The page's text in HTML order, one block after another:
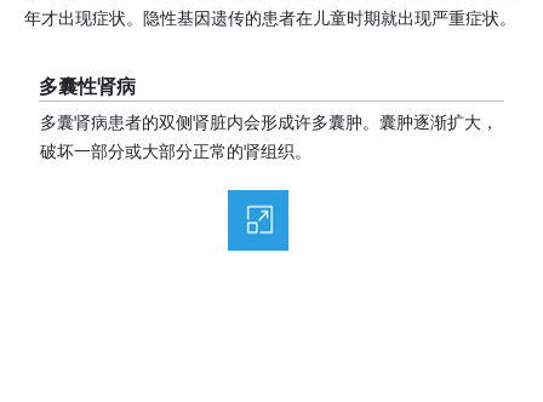
年才出现症状。隐性基因遗传的患者在儿童时期就出现严重症状。
多囊性肾病
多囊肾病患者的双侧肾脏内会形成许多囊肿。囊肿逐渐扩大，
破坏一部分或大部分正常的肾组织。